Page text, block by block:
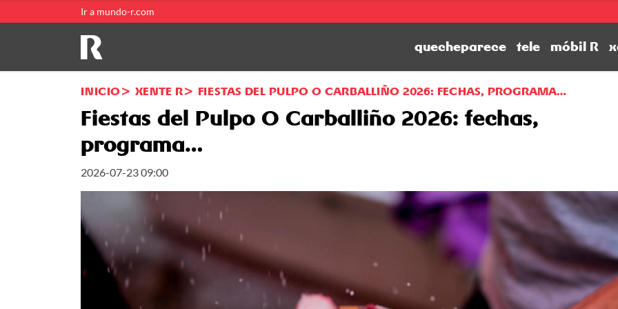
Ir a mundo-r.com
quecheparece tele móbil R
INICIO XENTE R FIESTAS DEL PULPO O CARBALLIÑO 2026: FECHAS, PROGRAMA…
Fiestas del Pulpo O Carballiño 2026: fechas,
programa…
2026-07-23 09:00